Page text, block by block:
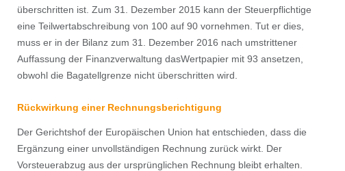
überschritten ist. Zum 31. Dezember 2015 kann der Steuerpflichtige
eine Teilwertabschreibung von 100 auf 90 vornehmen. Tut er dies,
muss er in der Bilanz zum 31. Dezember 2016 nach umstrittener
Auffassung der Finanzverwaltung dasWertpapier mit 93 ansetzen,
obwohl die Bagatellgrenze nicht überschritten wird.
Rückwirkung einer Rechnungsberichtigung
Der Gerichtshof der Europäischen Union hat entschieden, dass die
Ergänzung einer unvollständigen Rechnung zurück wirkt. Der
Vorsteuerabzug aus der ursprünglichen Rechnung bleibt erhalten.